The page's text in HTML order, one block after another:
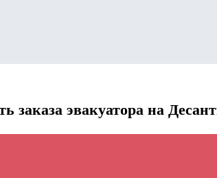
заказа эвакуатора на